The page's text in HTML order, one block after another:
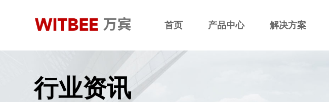
首页 产品中心 解决方案
行业资讯